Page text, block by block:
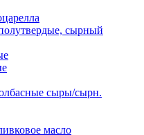
сырный
сыры/сырн.
масло